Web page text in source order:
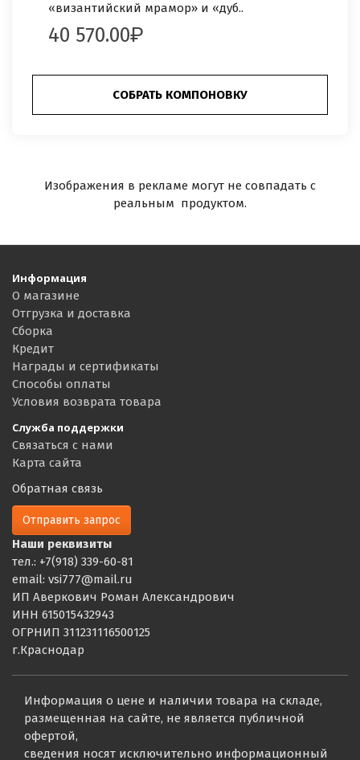
«византийский мрамор» и «дуб..
40 570.00
СОБРАТЬ КОМПОНОВКУ
Изображения в рекламе могут не совпадать с
реальным продуктом.
Информация
О магазине
Отгрузка и доставка
Сборка
Кредит
Награды и сертификаты
Способы оплаты
Условия возврата товара
Служба поддержки
Связаться с нами
Карта сайта
Обратная связь
Отправить запрос
Наши реквизиты
тел.: +7(918) 339-60-81
email: vsi777@mail.ru
ИП Аверкович Роман Александрович
ИНН 615015432943
ОГРНИП 311231116500125
г.Краснодар
Информация о цене и наличии товара на складе,
размещенная на сайте, не является публичной
офертой,
сведения носят исключительно информационный